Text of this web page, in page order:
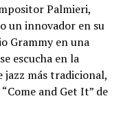
Palmieri,
un innovador en su
Grammy en una
escucha en la
jazz más tradicional,
and Get It” de